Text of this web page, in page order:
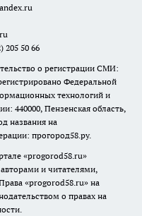
205 50 66
о регистрации СМИ:
Федеральной
технологий и
440000, Пензенская область,
названия на
прогород58.ру.
«progorod58.ru»
и читателями,
«progorod58.ru» на
о правах на